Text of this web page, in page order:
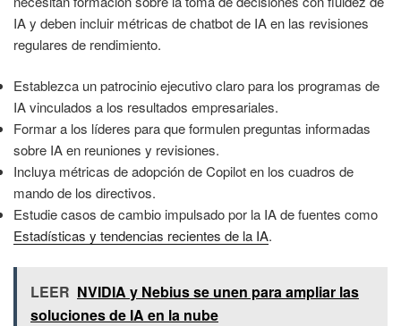
IA y deben incluir métricas de chatbot de IA en las revisiones
regulares de rendimiento.
Establezca un patrocinio ejecutivo claro para los programas de
IA vinculados a los resultados empresariales.
Formar a los líderes para que formulen preguntas informadas
sobre IA en reuniones y revisiones.
Incluya métricas de adopción de Copilot en los cuadros de
mando de los directivos.
Estudie casos de cambio impulsado por la IA de fuentes como
Estadísticas y tendencias recientes de la IA.
LEER NVIDIA y Nebius se unen para ampliar las
soluciones de IA en la nube